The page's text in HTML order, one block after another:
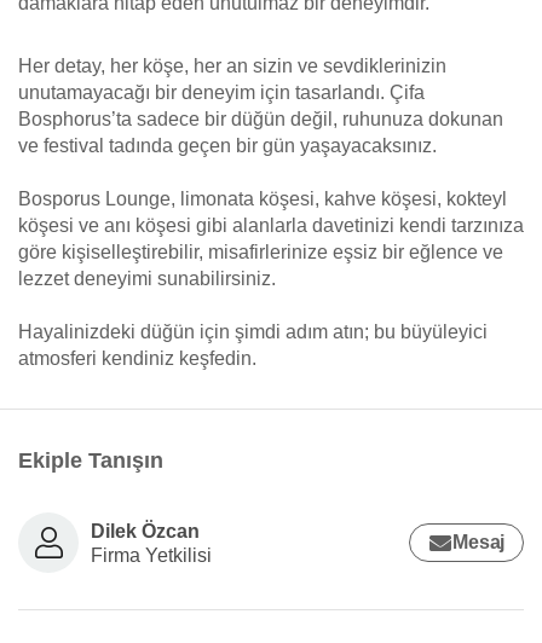
Her detay, her köşe, her an sizin ve sevdiklerinizin
unutamayacağı bir deneyim için tasarlandı. Çifa
Bosphorus’ta sadece bir düğün değil, ruhunuza dokunan
ve festival tadında geçen bir gün yaşayacaksınız.
Bosporus Lounge, limonata köşesi, kahve köşesi, kokteyl
köşesi ve anı köşesi gibi alanlarla davetinizi kendi tarzınıza
göre kişiselleştirebilir, misafirlerinize eşsiz bir eğlence ve
lezzet deneyimi sunabilirsiniz.
Hayalinizdeki düğün için şimdi adım atın; bu büyüleyici
atmosferi kendiniz keşfedin.
Ekiple Tanışın
Dilek Özcan
Firma Yetkilisi
Mesaj